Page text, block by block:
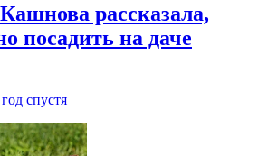
рассказала,
посадить на даче
спустя